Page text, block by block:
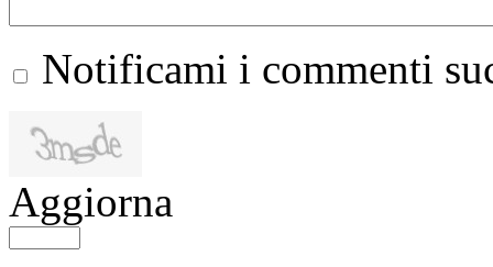
Notificami i commenti
Aggiorna